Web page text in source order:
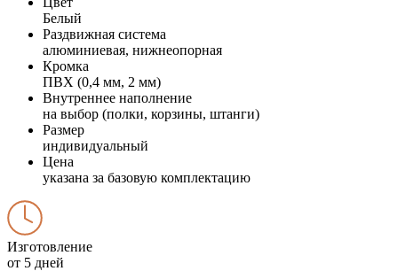
Белый
Раздвижная система
алюминиевая, нижнеопорная
Кромка
ПВХ (0,4 мм, 2 мм)
Внутреннее наполнение
на выбор (полки, корзины, штанги)
Размер
индивидуальный
Цена
указана за базовую комплектацию
Изготовление
от 5 дней